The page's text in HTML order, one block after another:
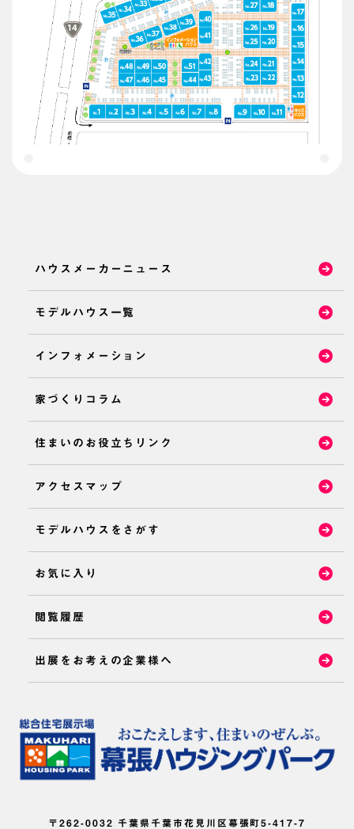
ハウスメーカーニュース
モデルハウス一覧
インフォメーション
家づくりコラム
住まいのお役立ちリンク
アクセスマップ
モデルハウスをさがす
お気に入り
閲覧履歴
出展をお考えの企業様へ
〒262-0032 千葉県千葉市花見川区幕張町5-417-7